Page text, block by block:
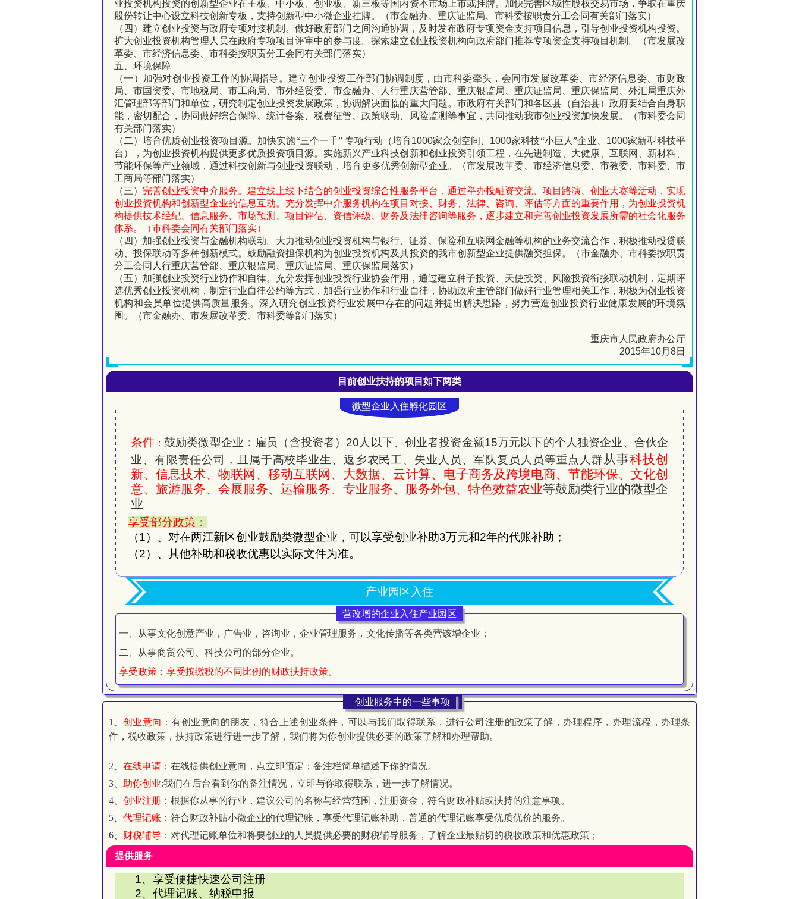
业投资机构投资的创新型企业在主板、中小板、创业板、新三板等国内资本市场上市或挂牌。加快完善区域性股权交易市场，争取在重庆
股份转让中心设立科技创新专板，支持创新型中小微企业挂牌。（市金融办、重庆证监局、市科委按职责分工会同有关部门落实）
（四）建立创业投资与政府专项对接机制。 做好政府部门之间沟通协调，及时发布政府专项资金支持项目信息，引导创业投资机构投资。
扩大创业投资机构管理人员在政府专项项目评审中的参与度。探索建立创业投资机构向政府部门推荐专项资金支持项目机制。（市发展改
革委、市经济信息委、市科委按职责分工会同有关部门落实）
五、环境保障
（一）加强对创业投资工作的协调指导。 建立创业投资工作部门协调制度，由市科委牵头，会同市发展改革委、市经济信息委、市财政
局、市国资委、市地税局、市工商局、市外经贸委、市金融办、人行重庆营管部、重庆银监局、重庆证监局、重庆保监局、外汇局重庆外
汇管理部等部门和单位，研究制定创业投资发展政策，协调解决面临的重大问题。市政府有关部门和各区县（自治县）政府要结合自身职
能，密切配合，协同做好综合保障、统计备案、税费征管、政策联动、风险监测等事宜，共同推动我市创业投资加快发展。（市科委会同
有关部门落实）
（二）培育优质创业投资项目源。加快实施“三个一千” 专项行动（培育1000家众创空间、 1000家科技“小巨人”企业、 1000家新型科技平
台），为创业投资机构提供更多优质投资项目源。实施新兴产业科技创新和创业投资引领工程，在先进制造、大健康、互联网、新材料、
节能环保等产业领域，通过科技创新与创业投资联动，培育更多优秀创新型企业。（市发展改革委、市经济信息委、市教委、市科委、市
工商局等部门落实）
（三） 完善创业投资中介服务。建立线上线下结合的创业投资综合性服务平台，通过举办投融资交流、项目路演、创业大赛等活动，实现
创业投资机构和创新型企业的信息互动。充分发挥中介服务机构在项目对接、财务、法律、咨询、评估等方面的重要作用，为创业投资机
构提供技术经纪、信息服务、市场预测、项目评估、资信评级、财务及法律咨询等服务，逐步建立和完善创业投资发展所需的社会化服务
体系。（市科委会同有关部门落实）
（四）加强创业投资与金融机构联动。 大力推动创业投资机构与银行、证券、保险和互联网金融等机构的业务交流合作，积极推动投贷联
动、投保联动等多种创新模式。鼓励融资担保机构为创业投资机构及其投资的我市创新型企业提供融资担保。（市金融办、市科委按职责
分工会同人行重庆营管部、重庆银监局、重庆证监局、重庆保监局落实）
（五）加强创业投资行业协作和自律。 充分发挥创业投资行业协会作用，通过建立种子投资、天使投资、风险投资衔接联动机制，定期评
选优秀创业投资机构，制定行业自律公约等方式，加强行业协作和行业自律，协助政府主管部门做好行业管理相关工作，积极为创业投资
机构和会员单位提供高质量服务。深入研究创业投资行业发展中存在的问题并提出解决思路，努力营造创业投资行业健康发展的环境氛
围。（市金融办、市发展改革委、市科委等部门落实）
重庆市人民政府办公厅
2015年10月8日
目前创业扶持的项目如下两类
微型企业入住孵化园区
条件 ： 鼓励类微型企业：雇员（含投资者）20人以下、创业者投资金额15万元以下的个人独资企业、合伙企
业、有限责任公司，且属于高校毕业生、返乡农民工、失业人员、军队复员人员等重点人群从事科技创
新、信息技术、物联网、移动互联网、大数据、云计算、电子商务及跨境电商、节能环保、文化创
意、旅游服务、会展服务、运输服务、专业服务、服务外包、特色效益农业等鼓励类行业的微型企
业
享受部分政策：
（1）、对在两江新区创业鼓励类微型企业，可以享受创业补助3万元和2年的代账补助；
（2） 、其他补助和税收优惠以实际文件为准。
产业园区入住
营改增的企业入住产业园区
一、从事文化创意产业，广告业，咨询业，企业管理服务，文化传播等各类营该增企业；
二、从事商贸公司、科技公司的部分企业。
享受政策：享受按缴税的不同比例的财政扶持政策。
创业服务中的一些事项
1、 创业意向 ：有创业意向的朋友，符合上述创业条件，可以与我们取得联系，进行公司注册的政策了解，办理程序，办理流程，办理条
件，税收政策，扶持政策进行进一步了解，我们将为你创业提供必要的政策了解和办理帮助。
2、 在线申请 ：在线提供创业意向，点立即预定；备注栏简单描述下你的情况。
3、
助你创业:我们在后台看到你的备注情况，立即与你取得联系，进一步了解情况。
4、 创业注册 ：根据你从事的行业，建议公司的名称与经营范围，注册资金，符合财政补贴或扶持的注意事项。
5、 代理记账 ：符合财政补贴小微企业的代理记账，享受代理记账补助，普通的代理记账享受优质优价的服务。
6、 财税辅导 ：对代理记账单位和将要创业的人员提供必要的财税辅导服务，了解企业最贴切的税收政策和优惠政策；
提供服务
1、享受便捷快速公司注册
2、代理记账、纳税申报